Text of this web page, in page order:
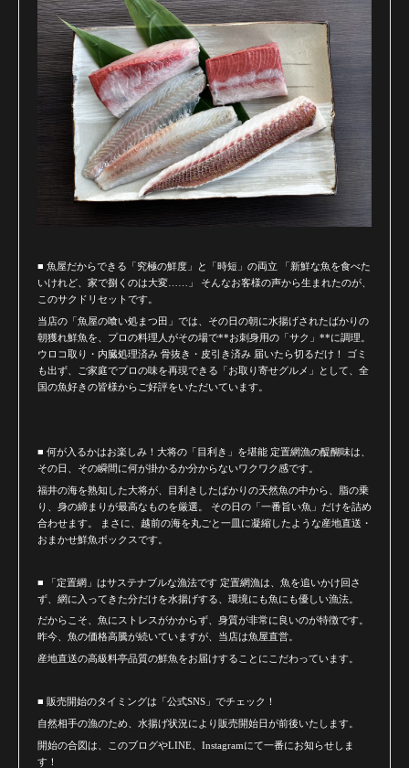
■ 魚屋だからできる「究極の鮮度」と「時短」の両立 「新鮮な魚を食べた
いけれど、家で捌くのは大変……」 そんなお客様の声から生まれたのが、
このサクドリセットです。
当店の「魚屋の喰い処まつ田」では、その日の朝に水揚げされたばかりの
朝獲れ鮮魚を、プロの料理人がその場で**お刺身用の「サク」**に調理。
ウロコ取り・内臓処理済み 骨抜き・皮引き済み 届いたら切るだけ！ ゴミ
も出ず、ご家庭でプロの味を再現できる「お取り寄せグルメ」として、全
国の魚好きの皆様からご好評をいただいています。
■ 何が入るかはお楽しみ！大将の「目利き」を堪能 定置網漁の醍醐味は、
その日、その瞬間に何が掛かるか分からないワクワク感です。
福井の海を熟知した大将が、目利きしたばかりの天然魚の中から、脂の乗
り、身の締まりが最高なものを厳選。 その日の「一番旨い魚」だけを詰め
合わせます。 まさに、越前の海を丸ごと一皿に凝縮したような産地直送・
おまかせ鮮魚ボックスです。
■ 「定置網」はサステナブルな漁法です 定置網漁は、魚を追いかけ回さ
ず、網に入ってきた分だけを水揚げする、環境にも魚にも優しい漁法。
だからこそ、魚にストレスがかからず、身質が非常に良いのが特徴です。
昨今、魚の価格高騰が続いていますが、当店は魚屋直営。
産地直送の高級料亭品質の鮮魚をお届けすることにこだわっています。
■ 販売開始のタイミングは「公式SNS」でチェック！
自然相手の漁のため、水揚げ状況により販売開始日が前後いたします。
開始の合図は、このブログやLINE、Instagramにて一番にお知らせしま
す！